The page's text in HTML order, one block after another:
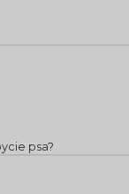
psa?